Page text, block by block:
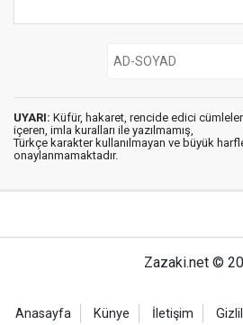
UYARI: Küfür, hakaret, rencide edici cümleler
içeren, imla kuralları ile yazılmamış,
Türkçe karakter kullanılmayan ve büyük
onaylanmamaktadır.
Zazaki.net ©
Anasayfa Künye İletişim